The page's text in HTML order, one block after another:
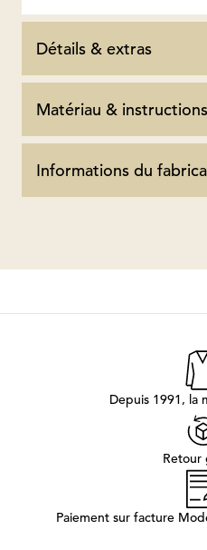
Détails & extras
Matériau &
Informations du
Depuis 1991, la
Retour
Paiement sur facture